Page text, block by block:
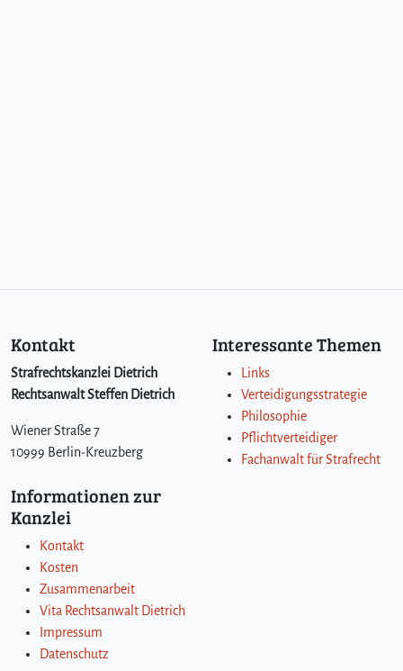
Kontakt
Strafrechtskanzlei Dietrich
Rechtsanwalt Steffen Dietrich
Wiener Straße 7
10999 Berlin-Kreuzberg
Interessante Themen
Links
Verteidigungsstrategie
Philosophie
Pflichtverteidiger
Fachanwalt für Strafrecht
Informationen zur
Kanzlei
Kontakt
Kosten
Zusammenarbeit
Vita Rechtsanwalt Dietrich
Impressum
Datenschutz